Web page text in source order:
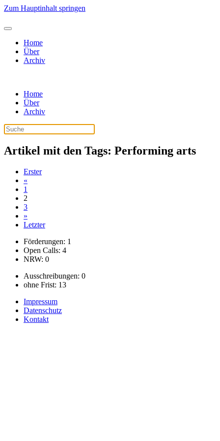
Zum Hauptinhalt springen
Home
Über
Archiv
Home
Über
Archiv
Artikel mit den Tags: Performing arts
Erster
«
1
2
3
»
Letzter
Förderungen: 1
Open Calls: 4
NRW: 0
Ausschreibungen: 0
ohne Frist: 13
Impressum
Datenschutz
Kontakt